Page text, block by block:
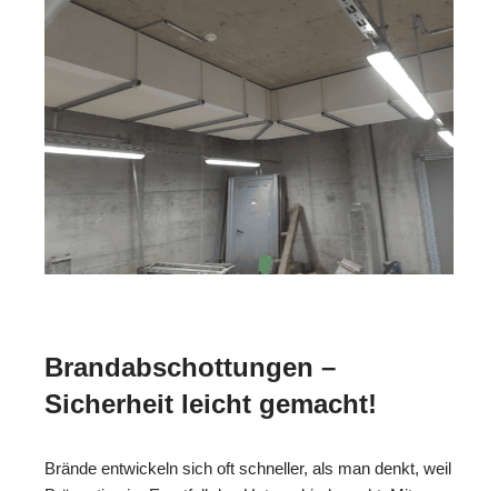
Brandabschottungen –
Sicherheit leicht gemacht!
Brände entwickeln sich oft schneller, als man denkt, weil